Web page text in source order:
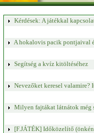
Kérdések: A játékkal
A hokalovis pacik pontjaival
Segítség a kvíz kitöltéséhez
Nevezőket keresel valamire?
Milyen fajtákat látnátok még
[F.JÁTÉK] Időközelítő